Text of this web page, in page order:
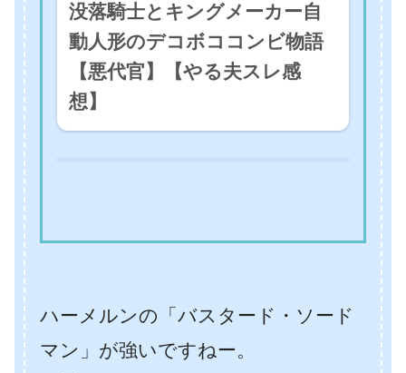
没落騎士とキングメーカー自
動人形のデコボココンビ物語
【悪代官】【やる夫スレ感
想】
ハーメルンの「バスタード・ソード
マン」が強いですねー。